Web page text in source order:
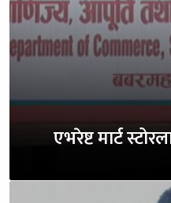
एभरेष्ट मार्ट